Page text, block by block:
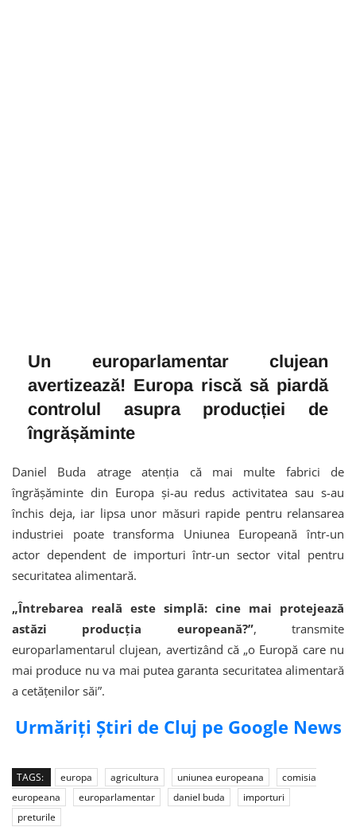
Un europarlamentar clujean
avertizează! Europa riscă să piardă
controlul asupra producției de
îngrășăminte
Daniel Buda atrage atenția că mai multe fabrici de
îngrășăminte din Europa și-au redus activitatea sau s-au
închis deja, iar lipsa unor măsuri rapide pentru relansarea
industriei poate transforma Uniunea Europeană într-un
actor dependent de importuri într-un sector vital pentru
securitatea alimentară.
„Întrebarea reală este simplă: cine mai protejează
astăzi producția europeană?”, transmite
europarlamentarul clujean, avertizând că „o Europă care nu
mai produce nu va mai putea garanta securitatea alimentară
a cetățenilor săi”.
Urmăriți Știri de Cluj pe Google News
TAGS: europa agricultura uniunea europeana
comisia
europeana
europarlamentar daniel buda
importuri
preturile